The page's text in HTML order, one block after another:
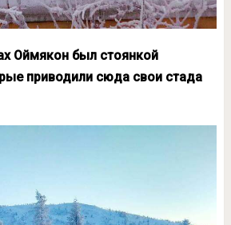
Оймякон был стоянкой
приводили сюда свои стада